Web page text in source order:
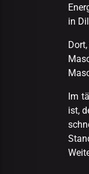
in
Im
ist,